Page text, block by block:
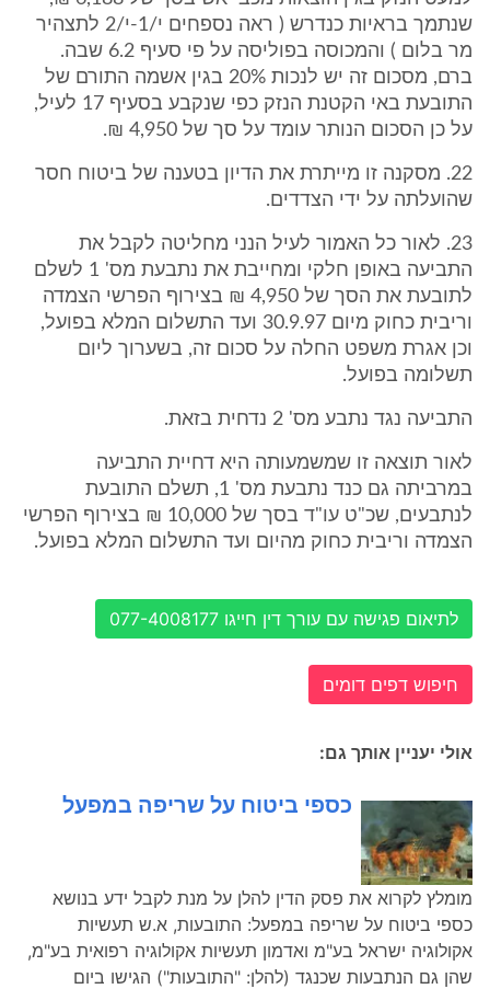
שנתמך בראיות כנדרש ( ראה נספחים י/1-י/2 לתצהיר
מר בלום ) והמכוסה בפוליסה על פי סעיף 6.2 שבה.
ברם, מסכום זה יש לנכות 20% בגין אשמה התורם של
התובעת באי הקטנת הנזק כפי שנקבע בסעיף 17 לעיל,
על כן הסכום הנותר עומד על סך של 4,950 ₪.
22. מסקנה זו מייתרת את הדיון בטענה של ביטוח חסר
שהועלתה על ידי הצדדים.
23. לאור כל האמור לעיל הנני מחליטה לקבל את
התביעה באופן חלקי ומחייבת את נתבעת מס' 1 לשלם
לתובעת את הסך של 4,950 ₪ בצירוף הפרשי הצמדה
וריבית כחוק מיום 30.9.97 ועד התשלום המלא בפועל,
וכן אגרת משפט החלה על סכום זה, בשערוך ליום
תשלומה בפועל.
התביעה נגד נתבע מס' 2 נדחית בזאת.
לאור תוצאה זו שמשמעותה היא דחיית התביעה
במרביתה גם כנד נתבעת מס' 1, תשלם התובעת
לנתבעים, שכ"ט עו"ד בסך של 10,000 ₪ בצירוף הפרשי
הצמדה וריבית כחוק מהיום ועד התשלום המלא בפועל.
לתיאום פגישה עם עורך דין חייגו 077-4008177
חיפוש דפים דומים
אולי יעניין אותך גם:
כספי ביטוח על שריפה במפעל
מומלץ לקרוא את פסק הדין להלן על מנת לקבל ידע בנושא
כספי ביטוח על שריפה במפעל: התובעות, א.ש תעשיות
אקולוגיה ישראל בע"מ ואדמון תעשיות אקולוגיה רפואית בע"מ,
שהן גם הנתבעות שכנגד (להלן: "התובעות") הגישו ביום